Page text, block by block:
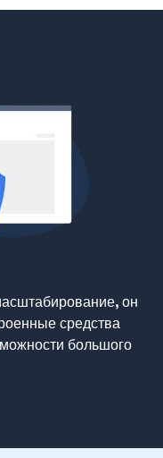
он
средства
большого